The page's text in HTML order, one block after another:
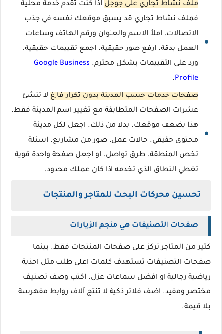
ملف نشاط تجاري على جوجل اذا كنت تقدم خدمة محلية
فملف نشاط تجاري قد يسبق موقعك نفسه في جذب
الاتصالات. املأ الاسم والعنوان ورقم الهاتف وساعات
العمل بدقة. ارفع صور حقيقية. اجمع تقييمات حقيقية.
ورد على التقييمات بشكل محترم. Google Business
Profile
.
صفحات خدمات حسب المدينة بدون تكرار فارغ لا تنشئ
عشرات الصفحات المتطابقة مع تغيير اسم المدينة فقط.
هذا يضعف موقعك. بدلا من ذلك. اجعل لكل مدينة
محتوى حقيقي. حالات عمل. صور من مشاريع. اسئلة
تخص المنطقة. طرق تواصل. او اجعل صفحة واحدة قوية
تغطي النطاق الذي تخدمه اذا كان عملك محدود.
تحسين محركات البحث للمتاجر والمنتجات
صفحات التصنيفات هي منجم الزيارات
كثير من المتاجر تركز على صفحات المنتجات فقط. بينما
صفحات التصنيفات تستهدف كلمات اعلى طلب مثل احذية
رياضية رجالية او افضل سماعات عزل. اكتب وصف تصنيف
مختصر ومفيد. اضف فلاتر ذكية لا تنتج آلاف روابط مفهرسة
بلا قيمة.